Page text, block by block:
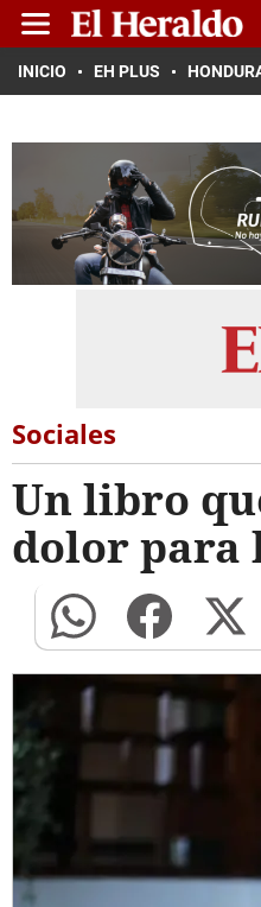
INICIO EH PLUS
Sociales
Un libro
dolor para